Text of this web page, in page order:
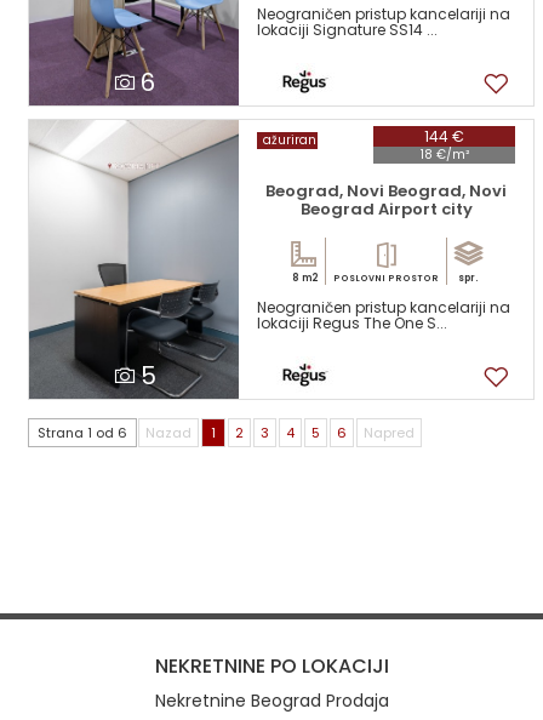
6
Neograničen pristup kancelariji na
lokaciji Signature SS14 ...
5
144 €
18 €/m²
ažuriran
Beograd, Novi Beograd, Novi
Beograd Airport city
8 m2 POSLOVNI PROSTOR spr.
Neograničen pristup kancelariji na
lokaciji Regus The One S...
Strana 1 od 6 Nazad 1 2 3 4 5 6 Napred
NEKRETNINE PO LOKACIJI
Nekretnine Beograd Prodaja